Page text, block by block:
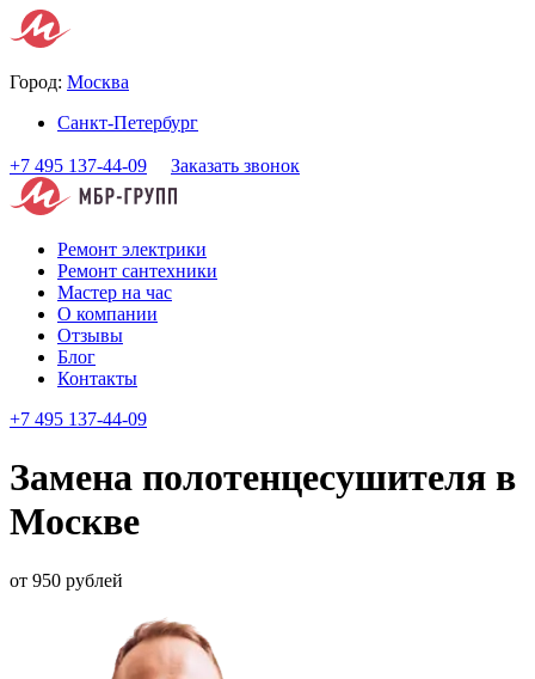
Город: Москва
Санкт-Петербург
+7 495 137-44-09 Заказать звонок
Ремонт электрики
Ремонт сантехники
Мастер на час
О компании
Отзывы
Блог
Контакты
+7 495 137-44-09
Замена полотенцесушителя в
Москве
от 950 рублей